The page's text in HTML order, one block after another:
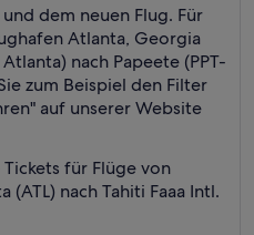
dem neuen Flug. Für
Atlanta, Georgia
nach Papeete (PPT-
zum Beispiel den Filter
auf unserer Website
für Flüge von
nach Tahiti Faaa Intl.